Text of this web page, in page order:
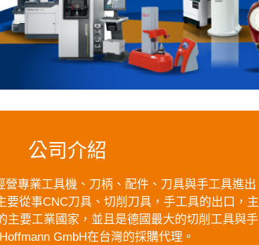
公司介紹
營專業工具機、刀柄、配件、刀具與手工具進出
要從事CNC刀具、切削刀具，手工具的出口，主
主要工業國家，並且是德國最大的切削工具與手
GmbH在台灣的採購代理。